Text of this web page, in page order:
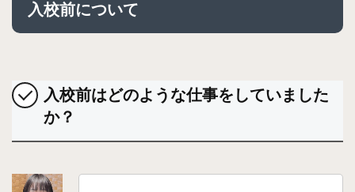
入校前について
入校前はどのような仕事をしていました
か？